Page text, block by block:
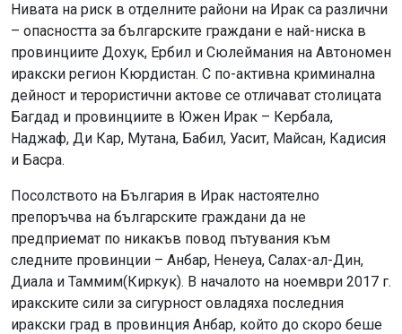
Нивата на риск в отделните райони на Ирак са различни
– опасността за българските граждани е най-ниска в
провинциите Дохук, Ербил и Сюлеймания на Автономен
иракски регион Кюрдистан. С по-активна криминална
дейност и терористични актове се отличават столицата
Багдад и провинциите в Южен Ирак – Кербала,
Наджаф, Ди Кар, Мутана, Бабил, Уасит, Майсан, Кадисия
и Басра.
Посолството на България в Ирак настоятелно
препоръчва на българските граждани да не
предприемат по никакъв повод пътувания към
следните провинции – Анбар, Ненеуа, Салах-ал-Дин,
Диала и Таммим(Киркук). В началото на ноември 2017 г.
иракските сили за сигурност овладяха последния
иракски град в провинция Анбар, който до скоро беше